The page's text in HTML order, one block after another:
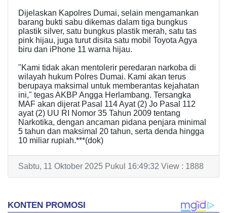
Dijelaskan Kapolres Dumai, selain mengamankan
barang bukti sabu dikemas dalam tiga bungkus
plastik silver, satu bungkus plastik merah, satu tas
pink hijau, juga turut disita satu mobil Toyota Agya
biru dan iPhone 11 warna hijau.
"Kami tidak akan mentolerir peredaran narkoba di
wilayah hukum Polres Dumai. Kami akan terus
berupaya maksimal untuk memberantas kejahatan
ini," tegas AKBP Angga Herlambang. Tersangka
MAF akan dijerat Pasal 114 Ayat (2) Jo Pasal 112
ayat (2) UU RI Nomor 35 Tahun 2009 tentang
Narkotika, dengan ancaman pidana penjara minimal
5 tahun dan maksimal 20 tahun, serta denda hingga
10 miliar rupiah.***(dok)
Sabtu, 11 Oktober 2025 Pukul 16:49:32 View : 1888